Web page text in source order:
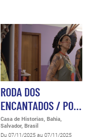
RODA DOS
ENCANTADOS / PO…
Casa de Historias, Bahia,
Salvador, Brasil
Du 07/11/2025 au 07/11/2025